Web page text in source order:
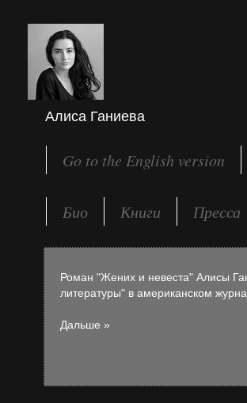
Алиса Ганиева
Go to the English version
Био Книги Пресса
Роман "Жених и невеста" Алисы
литературы" в американском
Дальше »